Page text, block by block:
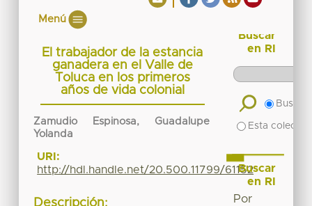
Menú
El trabajador de la estancia
ganadera en el Valle de
Toluca en los primeros
años de vida colonial
Zamudio Espinosa, Guadalupe
Yolanda
URI:
http://hdl.handle.net/20.500.11799/61152
Descripción:
Buscar
en RI
Buscar
Esta
Buscar
en RI
Por